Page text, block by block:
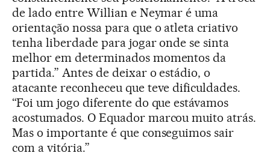
de lado entre Willian e Neymar é uma
orientação nossa para que o atleta criativo
tenha liberdade para jogar onde se sinta
melhor em determinados momentos da
partida.” Antes de deixar o estádio, o
atacante reconheceu que teve dificuldades.
“Foi um jogo diferente do que estávamos
acostumados. O Equador marcou muito atrás.
Mas o importante é que conseguimos sair
com a vitória.”